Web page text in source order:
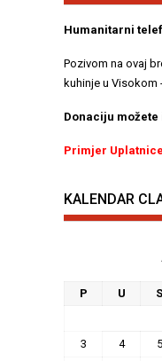
Humanitarni
Pozivom na ovaj
kuhinje u Visokom
Donaciju
Primjer Uplatnice
KALENDAR
P U S
3
4 5